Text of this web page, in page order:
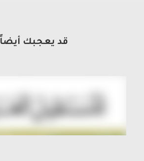
قد يعجبك أيضاً